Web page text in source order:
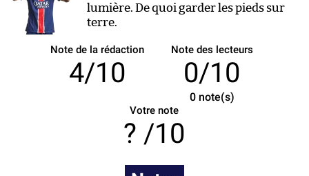
lumière. De quoi garder les pieds sur
terre.
Note de la rédaction
4/10
Note des lecteurs
0/10
0note(s)
Votre note
/10